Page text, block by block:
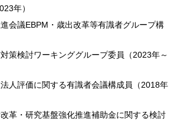
年）
会議EBPM・歳出改革等有識者グループ構
策検討ワーキンググループ委員（2023年～
人評価に関する有識者会議構成員（2018年
革・研究基盤強化推進補助金に関する検討